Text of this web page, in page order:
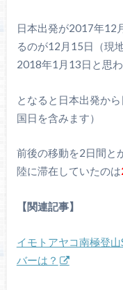
日本出発が2017年12
るのが12月15日（現
2018年1月13日と思わ
となると日本出発か
国日を含みます）
前後の移動を2日間と
陸に滞在していたのは
【関連記事】
イモトアヤコ南極登
バーは？